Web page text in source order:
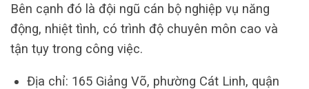
Bên cạnh đó là đội ngũ cán bộ nghiệp vụ năng
động, nhiệt tình, có trình độ chuyên môn cao và
tận tụy trong công việc.
Địa chỉ: 165 Giảng Võ, phường Cát Linh, quận